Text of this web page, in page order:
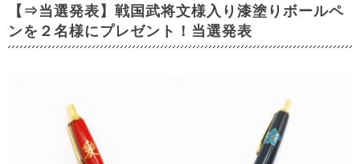
【⇒当選発表】戦国武将文様入り漆塗りボールペ
ンを２名様にプレゼント！当選発表